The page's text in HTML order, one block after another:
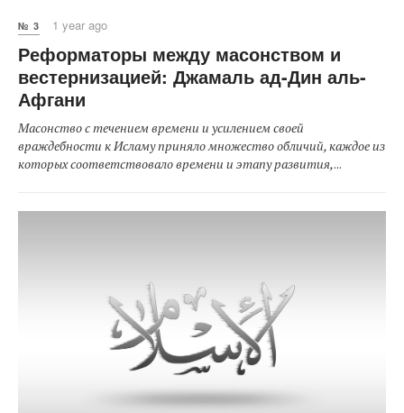
№ 3 1 year ago
Реформаторы между масонством и
вестернизацией: Джамаль ад-Дин аль-
Афгани
Масонство с течением времени и усилением своей
враждебности к Исламу приняло множество обличий, каждое из
которых соответствовало времени и этапу развития,...